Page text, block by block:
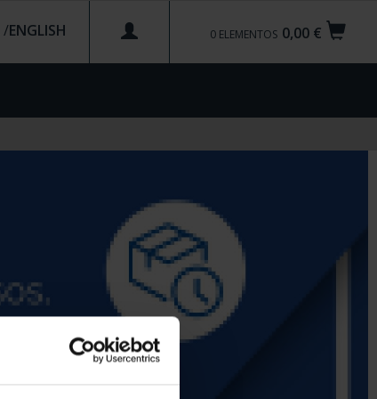
0,00 €
0 ELEMENTOS
/